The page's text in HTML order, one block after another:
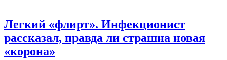
Легкий «флирт». Инфекционист
рассказал, правда ли страшна новая
«корона»